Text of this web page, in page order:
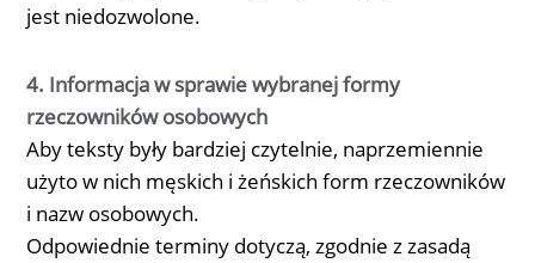
jest niedozwolone.
4. Informacja w sprawie wybranej formy
rzeczowników osobowych
Aby teksty były bardziej czytelnie, naprzemiennie
użyto w nich męskich i żeńskich form rzeczowników
i nazw osobowych.
Odpowiednie terminy dotyczą, zgodnie z zasadą